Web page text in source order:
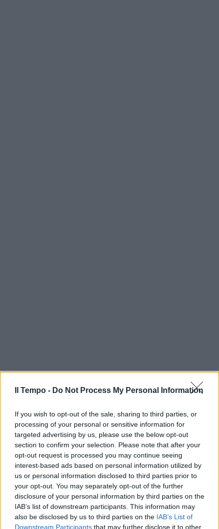
Il Tempo - Do Not Process My Personal Information
If you wish to opt-out of the sale, sharing to third parties, or
processing of your personal or sensitive information for
targeted advertising by us, please use the below opt-out
section to confirm your selection. Please note that after your
opt-out request is processed you may continue seeing
interest-based ads based on personal information utilized by
us or personal information disclosed to third parties prior to
your opt-out. You may separately opt-out of the further
disclosure of your personal information by third parties on the
IAB’s list of downstream participants. This information may
also be disclosed by us to third parties on the IAB’s List of
Downstream Participants that may further disclose it to other
In evidenza